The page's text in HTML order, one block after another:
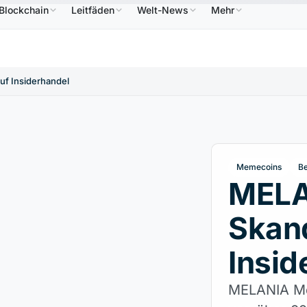
$↑2.10% USDCUSDC0,9995 $↑0.00% XRP 1,09 $↑2.30%
Blockchain Leitfäden Welt-News Mehr
Insiderhandel
Memecoins
MELANIA